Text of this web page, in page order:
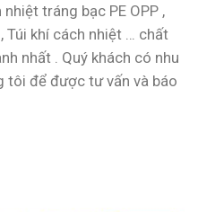
tráng bạc PE OPP ,
Túi khí cách nhiệt … chất
nhất . Quý khách có nhu
tôi để được tư vấn và báo